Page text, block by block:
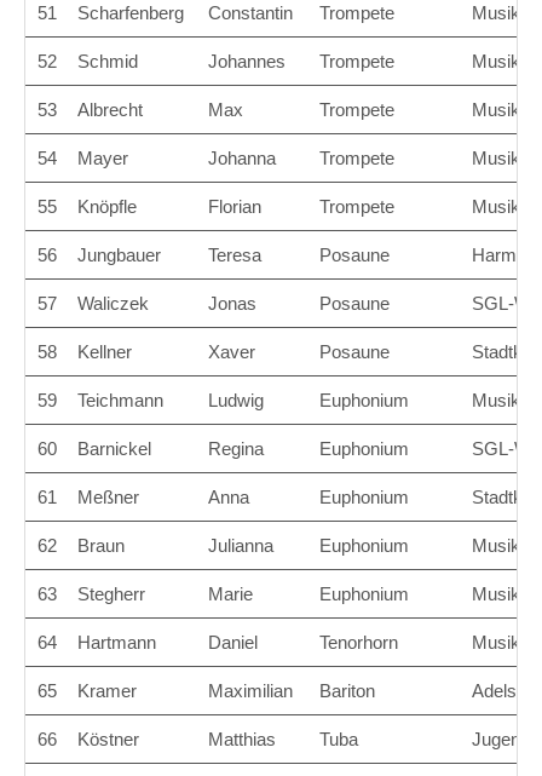
51 Scharfenberg Constantin Trompete
52 Schmid Johannes Trompete
53 Albrecht Max Trompete
54 Mayer Johanna Trompete
55 Knöpfle Florian Trompete
56 Jungbauer Teresa Posaune
57 Waliczek Jonas Posaune SGL-
58 Kellner Xaver Posaune
59 Teichmann Ludwig Euphonium
60 Barnickel Regina Euphonium SGL-
61 Meßner Anna Euphonium
62 Braun Julianna Euphonium
63 Stegherr Marie Euphonium
64 Hartmann Daniel Tenorhorn
65 Kramer Maximilian Bariton
66 Köstner Matthias Tuba